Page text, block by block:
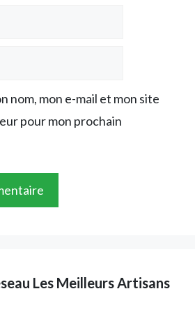
nom, mon e-mail et mon site
pour mon prochain
Les Meilleurs Artisans